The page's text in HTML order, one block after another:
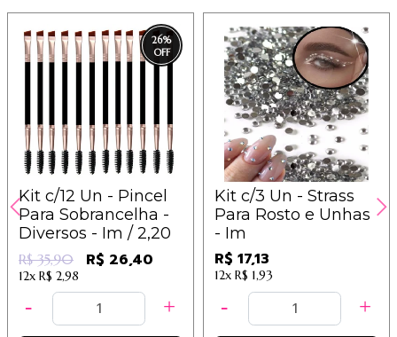
26%
Kit c/12 Un - Pincel
Para Sobrancelha -
Diversos - Im / 2,20
R$ 35,90 R$ 26,40
12x R$ 2,98
Kit c/3 Un - Strass
Para Rosto e Unhas
- Im
R$ 17,13
12x R$ 1,93